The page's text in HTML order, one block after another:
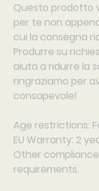
Questo prodotto
per te non
cui la consegna
Produrre su
aiuta a ridurre la
ringraziamo per
consapevole!
Age restrictions:
EU Warranty: 2
Other
requirements.